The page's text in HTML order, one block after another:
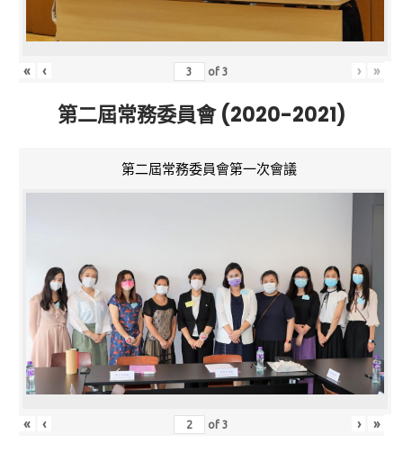
« ‹ of3 › »
第二屆常務委員會 (2020-2021)
第二屆常務委員會第一次會議
« ‹ of3 › »